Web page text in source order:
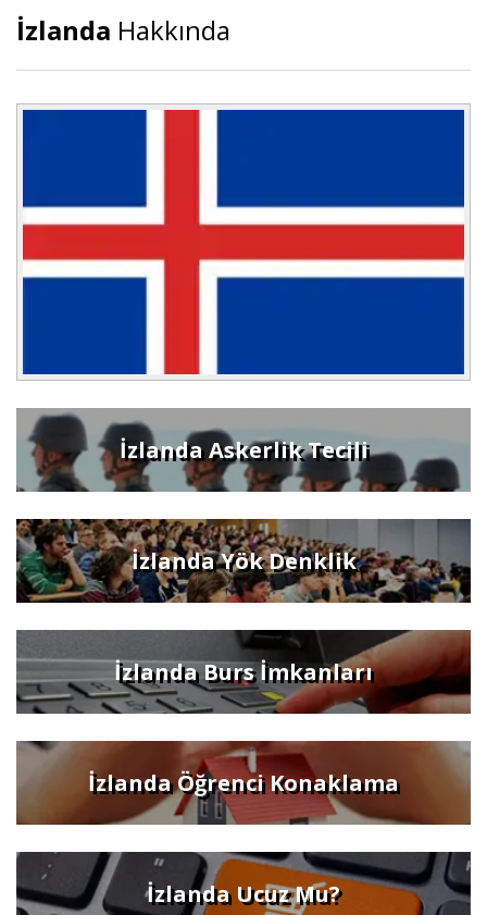
İzlanda Hakkında
İzlanda Askerlik Tecili
İzlanda Yök Denklik
İzlanda Burs İmkanları
İzlanda Öğrenci Konaklama
İzlanda Ucuz Mu?